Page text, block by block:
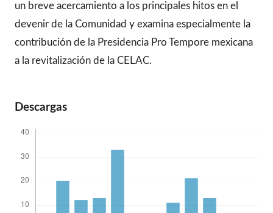
un breve acercamiento a los principales hitos en el
devenir de la Comunidad y examina especialmente la
contribución de la Presidencia Pro Tempore mexicana
a la revitalización de la CELAC.
Descargas